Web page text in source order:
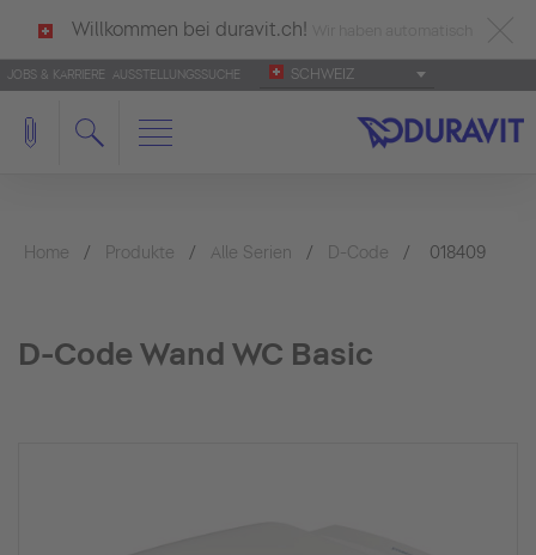
Willkommen bei duravit.ch!
deutsch als Ihre Sprache erkannt.
Français Italiano
JOBS & KARRIERE AUSSTELLUNGSSUCHE SCHWEIZ
Home Produkte Alle Serien D-Code 018409
D-Code Wand WC Basic